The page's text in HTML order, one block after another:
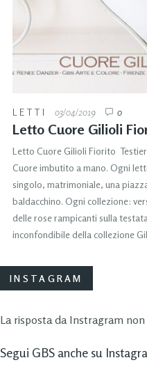
LETTI 03/04/2019 0
Letto Cuore Gilioli
Letto Cuore Gilioli Fiorito
Cuore imbutito a mano. Ogni
singolo, matrimoniale, una
baldacchino. Ogni collezione:
delle rose rampicanti sulla
inconfondibile della collezione
INSTAGRAM
La risposta da Instragram non
Segui GBS anche su